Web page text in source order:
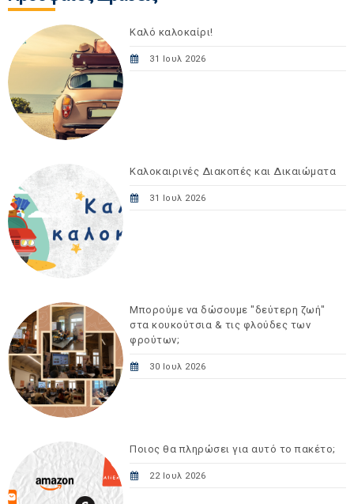
Καλό καλοκαίρι!
31 Ιουλ 2026
Καλοκαιρινές Διακοπές και Δικαιώματα
31 Ιουλ 2026
Μπορούμε να δώσουμε "δεύτερη ζωή"
στα κουκούτσια & τις φλούδες των
φρούτων;
30 Ιουλ 2026
Ποιος θα πληρώσει για αυτό το πακέτο;
22 Ιουλ 2026